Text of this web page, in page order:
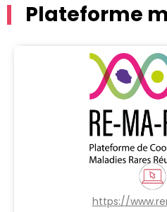
Plateforme
https://